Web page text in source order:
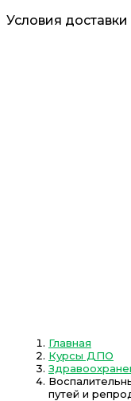
Условия доставки
Главная
Курсы ДПО
путей и